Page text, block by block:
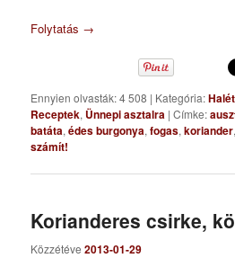
Folytatás →
Ennyien olvasták: 4 508 | Kategória:
Receptek, Ünnepi asztalra |Címke:
batáta,édes burgonya,fogas,koriander
számít!
Korianderes csirke,
Közzétéve2013-01-29